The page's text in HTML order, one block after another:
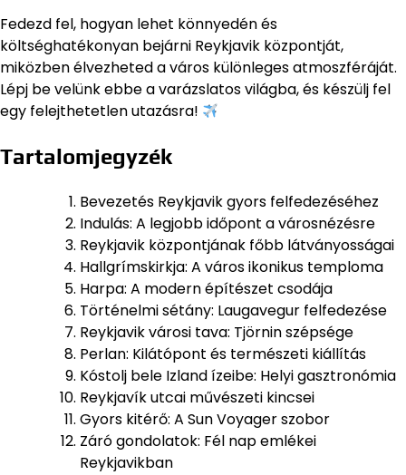
Fedezd fel, hogyan lehet könnyedén és
költséghatékonyan bejárni Reykjavik központját,
miközben élvezheted a város különleges atmoszféráját.
Lépj be velünk ebbe a varázslatos világba, és készülj fel
egy felejthetetlen utazásra!
Tartalomjegyzék
Bevezetés Reykjavik gyors felfedezéséhez
Indulás: A legjobb időpont a városnézésre
Reykjavik központjának főbb látványosságai
Hallgrímskirkja: A város ikonikus temploma
Harpa: A modern építészet csodája
Történelmi sétány: Laugavegur felfedezése
Reykjavik városi tava: Tjörnin szépsége
Perlan: Kilátópont és természeti kiállítás
Kóstolj bele Izland ízeibe: Helyi gasztronómia
Reykjavík utcai művészeti kincsei
Gyors kitérő: A Sun Voyager szobor
Záró gondolatok: Fél nap emlékei
Reykjavikban